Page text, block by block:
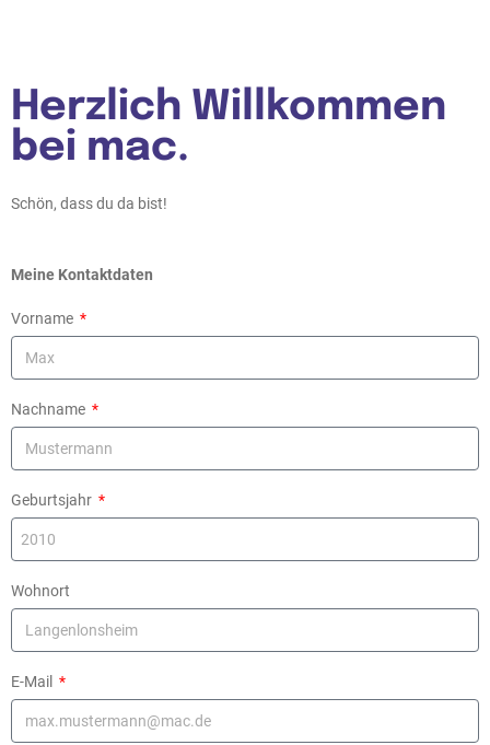
Herzlich Willkommen
bei mac.
Schön, dass du da bist!
Meine Kontaktdaten
Vorname
Nachname
Geburtsjahr
Wohnort
E-Mail